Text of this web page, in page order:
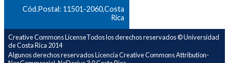
Cód.Postal: 11501-2060,Costa
Rica
Creative Commons LicenseTodos los derechos reservados © Universidad
de Costa Rica 2014
Algunos derechos reservados Licencia Creative Commons Attribution-